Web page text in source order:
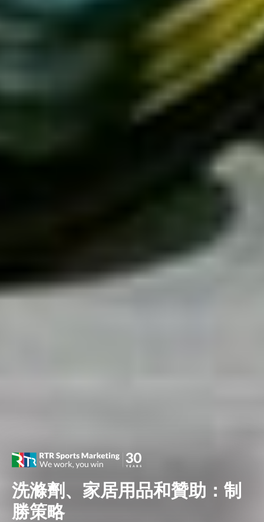
洗滌劑、家居用品和贊助：制
勝策略